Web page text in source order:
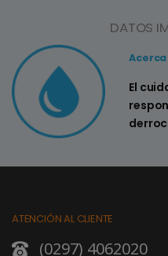
DATOS
El
ATENCIÓN AL CLIENTE
(0297) 4062020